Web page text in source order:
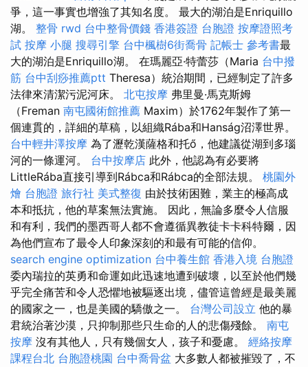
爭，這一事實也增強了其知名度。 最大的湖泊是Enriquillo
湖。 整骨 rwd 台中整骨價錢 香港簽證 台胞證 按摩證照考
試 按摩 小腿 搜尋引擎 台中楓樹6街喬骨 記帳士 參考書最
大的湖泊是Enriquillo湖。 在瑪麗亞·特蕾莎（Maria 台中撥
筋 台中刮痧推薦ptt Theresa）統治期間，已經制定了許多
法律來清潔污泥河床。 北屯按摩 弗里曼·馬克斯姆
（Freman 南屯國術館推薦 Maxim）於1762年製作了第一
個連貫的，詳細的草稿，以組織Rába和Hanság沼澤世界。
台中輕井澤按摩 為了瀝乾漢薩格和托ő，他建議從湖到多瑙
河的一條運河。 台中按摩店 此外，他認為有必要將
LittleRába直接引導到Rábca和Rábca的全部法規。 桃園外
燴 台胞證 旅行社 美式整復 由於技術困難，業主的極高成
本和抵抗，他的草案無法實施。 因此，無論多麼令人信服
和有利，我們的墨西哥人都不會遵循異教徒卡卡科特爾，因
為他們宣布了最令人印象深刻的和最有可能的信仰。
search engine optimization 台中養生館 香港入境 台胞證
委內瑞拉的英勇和命運如此迅速地遭到破壞，以至於他們幾
乎完全痛苦和令人恐懼地被驅逐出境，儘管這曾經是最美麗
的國家之一，也是美國的驕傲之一。 台灣公司設立 他的暴
君統治著沙漠，只抑制那些只生命的人的悲傷殘餘。 南屯
按摩 沒有其他人，只有幾個女人，孩子和憂慮。 經絡按摩
課程台北 台胞證桃園 台中喬骨盆 大多數人都被摧毀了，不